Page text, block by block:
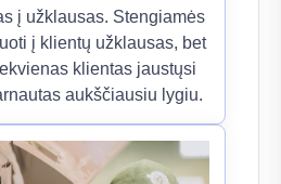
į užklausas. Stengiamės
į klientų užklausas, bet
klientas jaustųsi
aukščiausiu lygiu.